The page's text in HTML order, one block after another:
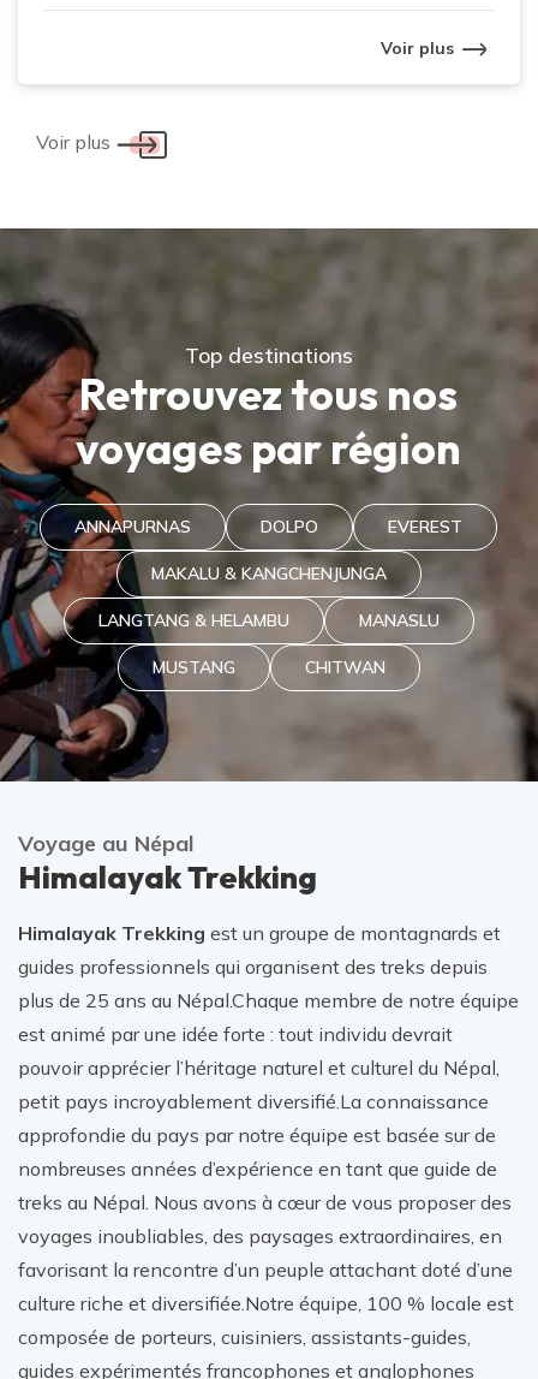
Voir plus
Voir plus
Top destinations
Retrouvez tous nos
voyages par région
ANNAPURNAS DOLPO EVEREST
MAKALU & KANGCHENJUNGA
LANGTANG & HELAMBU MANA​SLU
MUSTANG CHITWAN
Voyage au Népal
Himalayak Trekking
Himalayak Trekking est un groupe de montagnards et
guides professionnels qui organisent des treks depuis
plus de 25 ans au Népal.Chaque membre de notre équipe
est animé par une idée forte : tout individu devrait
pouvoir apprécier l’héritage naturel et culturel du Népal,
petit pays incroyablement diversifié.La connaissance
approfondie du pays par notre équipe est basée sur de
nombreuses années d’expérience en tant que guide de
treks au Népal. Nous avons à cœur de vous proposer des
voyages inoubliables, des paysages extraordinaires, en
favorisant la rencontre d’un peuple attachant doté d’une
culture riche et diversifiée.Notre équipe, 100 % locale est
composée de porteurs, cuisiniers, assistants-guides,
guides expérimentés francophones et anglophones